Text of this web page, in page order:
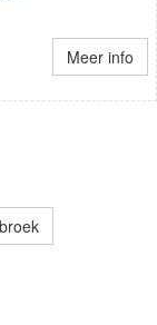
Meer info